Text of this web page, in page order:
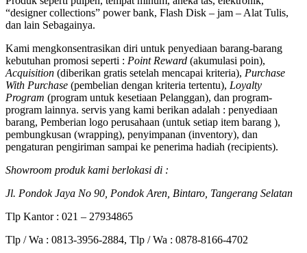
“designer collections” power bank, Flash Disk – jam – Alat Tulis,
dan lain Sebagainya.
Kami mengkonsentrasikan diri untuk penyediaan barang-barang
kebutuhan promosi seperti : Point Reward (akumulasi poin),
Acquisition (diberikan gratis setelah mencapai kriteria), Purchase
With Purchase (pembelian dengan kriteria tertentu), Loyalty
Program (program untuk kesetiaan Pelanggan), dan program-
program lainnya. servis yang kami berikan adalah : penyediaan
barang, Pemberian logo perusahaan (untuk setiap item barang ),
pembungkusan (wrapping), penyimpanan (inventory), dan
pengaturan pengiriman sampai ke penerima hadiah (recipients).
Showroom produk kami berlokasi di :
Jl. Pondok Jaya No 90, Pondok Aren, Bintaro, Tangerang Selatan
Tlp Kantor : 021 – 27934865
Tlp / Wa : 0813-3956-2884, Tlp / Wa : 0878-8166-4702